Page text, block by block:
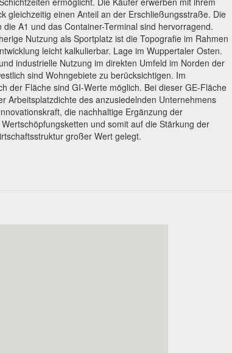
gleichzeitig einen Anteil an der Erschließungsstraße. Die
die A1 und das Container-Terminal sind hervorragend.
Nutzung als Sportplatz ist die Topografie im Rahmen
leicht kalkulierbar. Lage im Wuppertaler Osten.
industrielle Nutzung im direkten Umfeld im Norden der
sind Wohngebiete zu berücksichtigen. Im
der Fläche sind GI-Werte möglich. Bei dieser GE-Fläche
Arbeitsplatzdichte des anzusiedelnden Unternehmens
die nachhaltige Ergänzung der
und somit auf die Stärkung der
großer Wert gelegt.